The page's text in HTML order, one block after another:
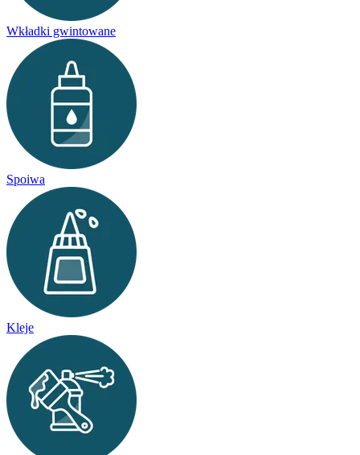
Wkładki gwintowane
Spoiwa
Kleje